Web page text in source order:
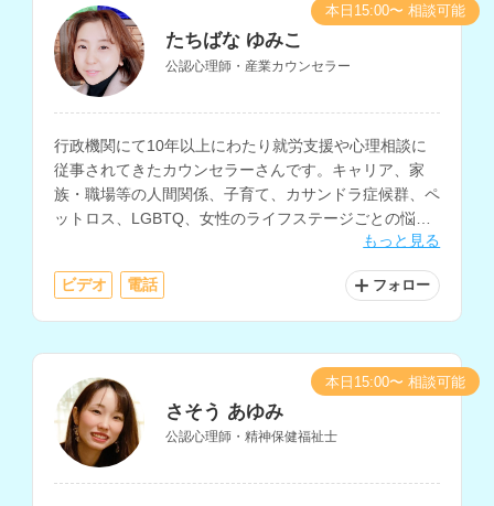
たちばな ゆみこ
公認心理師・産業カウンセラー
行政機関にて10年以上にわたり就労支援や心理相談に
従事されてきたカウンセラーさんです。キャリア、家
族・職場等の人間関係、子育て、カサンドラ症候群、ペ
ットロス、LGBTQ、女性のライフステージごとの悩み
もっと見る
ビデオ 電話 フォロー
本日15:00〜 相談可能
さそう あゆみ
公認心理師・精神保健福祉士
本日15:00〜 相談可能